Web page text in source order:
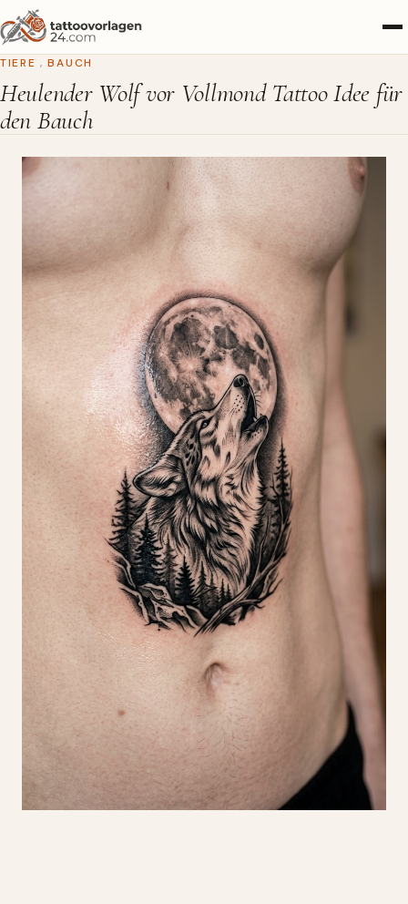
TIERE , BAUCH
Heulender Wolf vor Vollmond Tattoo Idee für
den Bauch